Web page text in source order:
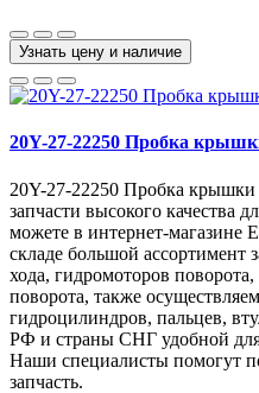
Узнать цену и наличие
20Y-27-22250 Пробка
20Y-27-22250 Пробка крышки
запчасти высокого качества
можете в интернет-магазине
складе большой ассортимент
хода, гидромоторов
поворота, также
гидроцилиндров, пальцев,
РФ и страны СНГ удобной
Наши специалисты помогут
запчасть.